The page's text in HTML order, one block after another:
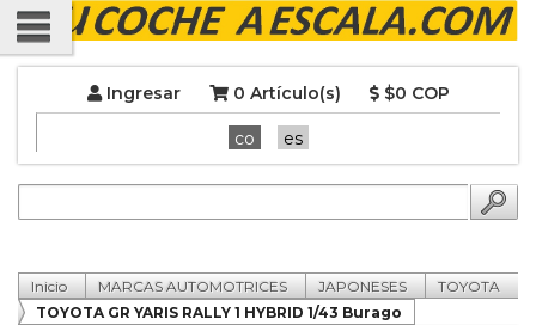
Ingresar 0 Artículo(s) $0 COP
co es
Inicio MARCAS AUTOMOTRICES JAPONESES
TOYOTA
TOYOTA GR YARIS RALLY 1 HYBRID 1/43 Burago